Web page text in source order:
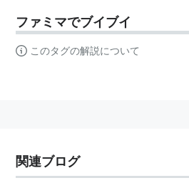
ファミマでブイブイ
このタグの解説について
関連ブログ